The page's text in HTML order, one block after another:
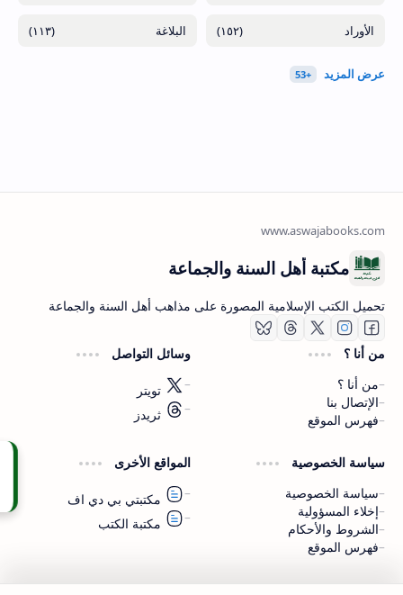
(١٥٢) (١١٣)
اشترك الآن
اشترك في قناتنا على تليجرام
مكتبة أهل السنة والجماعة
تحميل الكتب الإسلامية المصورة على مذاهب أهل السنة والجماعة
من أنا ؟
من أنا ؟
الإتصال بنا
فهرس الموقع
وسائل التواصل
تويتر
ثريدز
سياسة الخصوصية
سياسة الخصوصية
إخلاء المسؤولية
الشروط والأحكام
فهرس الموقع
المواقع الأخرى
مكتبتي بي دي اف
مكتبة الكتب